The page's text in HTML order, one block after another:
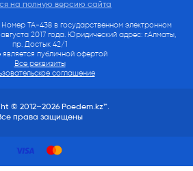
на полную версию сайта
ТА-438 в государственном электронном
2017 года. Юридический адрес: г.Алматы,
пр. Достык 42/1
является публичной офертой
Все реквизиты
соглашение
© 2012–2026 Poedem.kz™.
права защищены